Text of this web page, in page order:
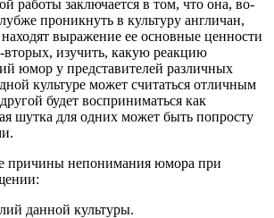
работы заключается в том, что она, во-
проникнуть в культуру англичан,
выражение ее основные ценности
изучить, какую реакцию
юмор у представителей различных
культуре может считаться отличным
будет восприниматься как
шутка для одних может быть попросту
причины непонимания юмора при
данной культуры.